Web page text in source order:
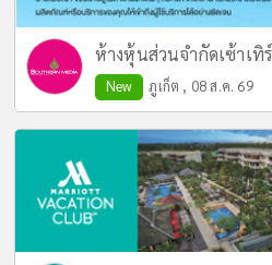
ห้างหุ้นส่วนจำกัดเซ้าเทิ
New ภูเก็ต , 08 ส.ค. 69